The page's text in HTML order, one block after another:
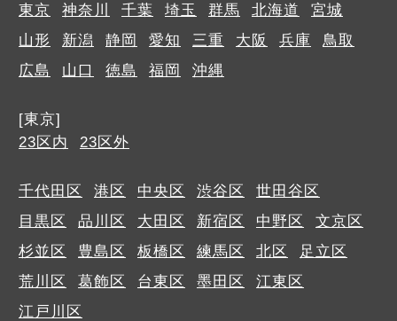
東京
神奈川 千葉 埼玉 群馬 北海道
宮城
山形
新潟 静岡 愛知 三重 大阪 兵庫
鳥取
広島
山口 徳島 福岡 沖縄
[東京]
23区内
23区外
千代田区 港区 中央区 渋谷区
世田谷区
目黒区
品川区 大田区 新宿区 中野区
文京区
杉並区
豊島区 板橋区 練馬区 北区
足立区
荒川区
葛飾区 台東区 墨田区
江東区
江戸川区